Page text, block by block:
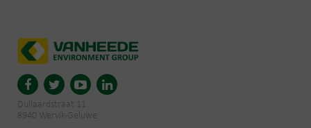
Dullaardstraat 11
8940 Wervik-Geluwe